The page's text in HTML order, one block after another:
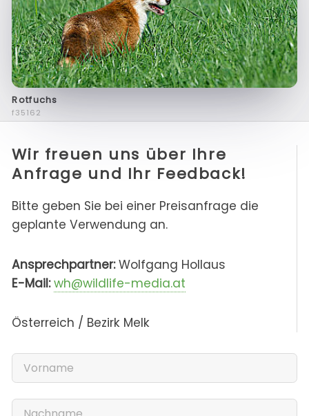
Rotfuchs
f35162
Wir freuen uns über Ihre
Anfrage und Ihr Feedback!
Bitte geben Sie bei einer Preisanfrage die
geplante Verwendung an.
Ansprechpartner:Wolfgang Hollaus
E-Mail: wh@wildlife-media.at
Österreich / Bezirk Melk